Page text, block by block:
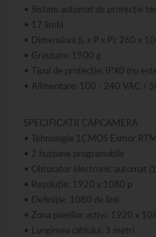
• Sistem automat de protecție
• 17 limbi
• Dimensiuni (L x P x P): 260 x
• Greutate: 1900 g
• Tipul de protecție: IPX0 (nu
• Alimentare: 100 - 240 VAC /
SPECIFICATII CAPCAMERA
• Tehnologie 1CMOS Exmor
• 2 butoane programabile
• Obturator electronic automat
• Rezoluție: 1920 x 1080 p
• Definiție: 1080 de linii
• Zona pixelilor activi: 1920 x
• Lungimea cablului: 3 metri